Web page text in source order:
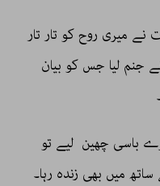
میری روح کو تار تار
جنم لیا جس کو بیان
باسی چھین لیے تو
میں بھی زندہ رہا۔